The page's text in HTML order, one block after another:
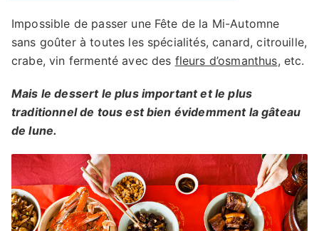
Impossible de passer une Fête de la Mi-Automne
sans goûter à toutes les spécialités, canard, citrouille,
crabe, vin fermenté avec des fleurs d’osmanthus, etc.
Mais le dessert le plus important et le plus
traditionnel de tous est bien évidemment la gâteau
de lune.